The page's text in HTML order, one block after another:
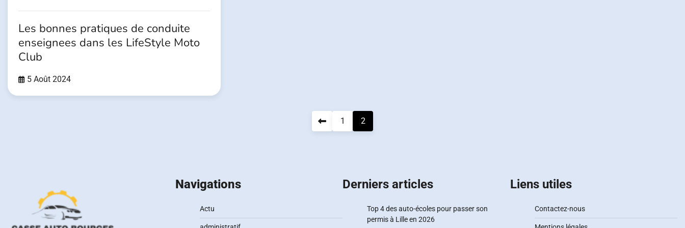
Les bonnes pratiques de conduite
enseignees dans les LifeStyle Moto
Club
5 Août 2024
1 2
Navigations
Actu
Derniers articles
Top 4 des auto-écoles pour passer son
permis à Lille en 2026
Liens utiles
Contactez-nous